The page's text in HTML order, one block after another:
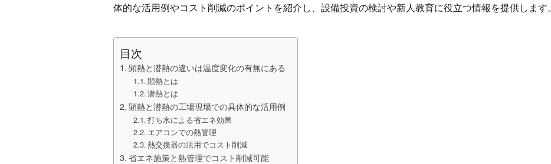
体的な活用例やコスト削減のポイントを紹介し、設備投資の検討や新人教育に役立つ情報を提供します。
目次
顕熱と潜熱の違いは温度変化の有無にある
顕熱とは
潜熱とは
顕熱と潜熱の工場現場での具体的な活用例
打ち水による省エネ効果
エアコンでの熱管理
熱交換器の活用でコスト削減
省エネ施策と熱管理でコスト削減可能